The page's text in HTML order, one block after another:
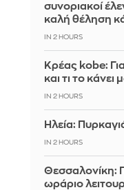
συνοριακοί
καλή θέληση
IN 2 HOURS
Κρέας kobe:
και τι το κάνει
IN 2 HOURS
Ηλεία:
IN 2 HOURS
Θεσσαλονίκη:
ωράριο